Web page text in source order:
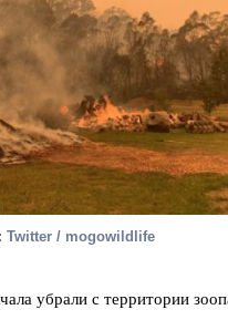
Twitter / mogowildlife
убрали с территории